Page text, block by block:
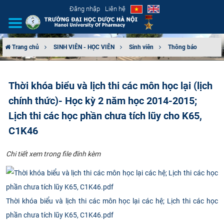
Đăng nhập Liên hệ
CƠ CẤU TỔ CHỨC
TUYỂN SINH
ĐẢM BẢO CHẤT LƯỢNG
KHOA HỌC CÔNG NGHỆ
HTQT
Trang chủ SINH VIÊN - HỌC VIÊN Sinh viên Thông báo
Thời khóa biểu và lịch thi các môn học lại (lịch
chính thức)- Học kỳ 2 năm học 2014-2015;
Lịch thi các học phần chưa tích lũy cho K65,
C1K46
Chi tiết xem trong file đính kèm
Thời khóa biểu và lịch thi các môn học lại các hệ; Lịch thi các học
phần chưa tích lũy K65, C1K46.pdf